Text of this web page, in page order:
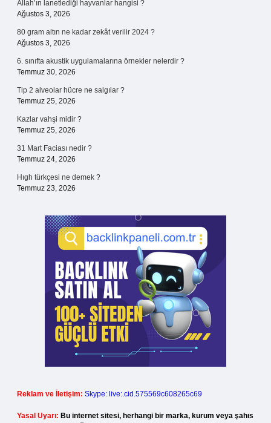
Allah’ın lanetlediği hayvanlar hangisi ?
Ağustos 3, 2026
80 gram altın ne kadar zekât verilir 2024 ?
Ağustos 3, 2026
6. sınıfta akustik uygulamalarına örnekler nelerdir ?
Temmuz 30, 2026
Tip 2 alveolar hücre ne salgılar ?
Temmuz 25, 2026
Kazlar vahşi midir ?
Temmuz 25, 2026
31 Mart Faciası nedir ?
Temmuz 24, 2026
Hıgh türkçesi ne demek ?
Temmuz 23, 2026
Reklam ve İletişim: Skype: live:.cid.575569c608265c69
Yasal Uyarı: Bu internet sitesi, herhangi bir marka, kurum veya şahıs